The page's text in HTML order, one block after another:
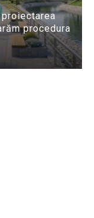
proiectarea
procedura